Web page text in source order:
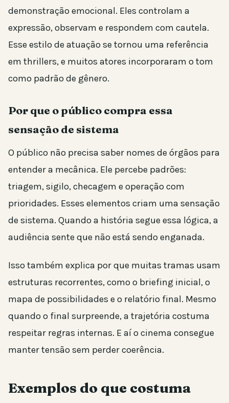
demonstração emocional. Eles controlam a
expressão, observam e respondem com cautela.
Esse estilo de atuação se tornou uma referência
em thrillers, e muitos atores incorporaram o tom
como padrão de gênero.
Por que o público compra essa
sensação de sistema
O público não precisa saber nomes de órgãos para
entender a mecânica. Ele percebe padrões:
triagem, sigilo, checagem e operação com
prioridades. Esses elementos criam uma sensação
de sistema. Quando a história segue essa lógica, a
audiência sente que não está sendo enganada.
Isso também explica por que muitas tramas usam
estruturas recorrentes, como o briefing inicial, o
mapa de possibilidades e o relatório final. Mesmo
quando o final surpreende, a trajetória costuma
respeitar regras internas. E aí o cinema consegue
manter tensão sem perder coerência.
Exemplos do que costuma